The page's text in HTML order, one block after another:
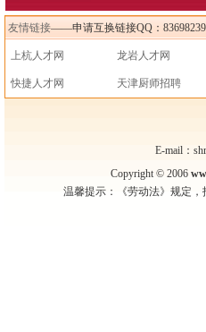
友情链接——申请互换链接QQ：
上杭人才网 龙岩人才网
快捷人才网 天津厨师招聘
E-mail：
Copyright © 2006
温馨提示：《劳动法》规定